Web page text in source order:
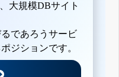
大規模DBサイト
であろうサービ
ジションです。